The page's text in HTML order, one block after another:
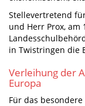
Stellevertretend
und Herr Prox, am
in Twistringen die
Verleihung der
Europa
Für das